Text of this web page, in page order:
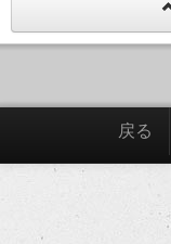
戻る